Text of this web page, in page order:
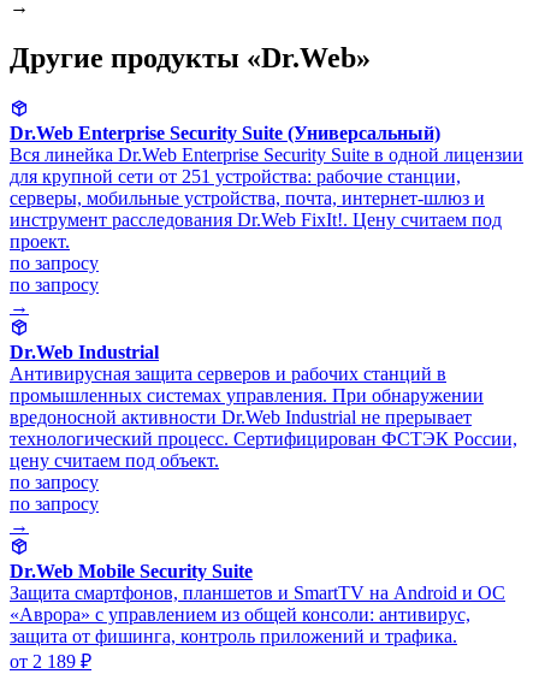
→
Другие продукты «Dr.Web»
Dr.Web Enterprise Security Suite (Универсальный)
Вся линейка Dr.Web Enterprise Security Suite в одной лицензии
для крупной сети от 251 устройства: рабочие станции,
серверы, мобильные устройства, почта, интернет-шлюз и
инструмент расследования Dr.Web FixIt!. Цену считаем под
проект.
по запросу
по запросу
→
Dr.Web Industrial
Антивирусная защита серверов и рабочих станций в
промышленных системах управления. При обнаружении
вредоносной активности Dr.Web Industrial не прерывает
технологический процесс. Сертифицирован ФСТЭК России,
цену считаем под объект.
по запросу
по запросу
→
Dr.Web Mobile Security Suite
Защита смартфонов, планшетов и SmartTV на Android и ОС
«Аврора» с управлением из общей консоли: антивирус,
защита от фишинга, контроль приложений и трафика.
от 2 189 ₽